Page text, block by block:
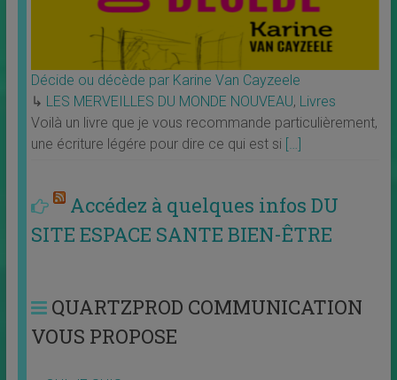
Décide ou décède par Karine Van Cayzeele
↳ LES MERVEILLES DU MONDE NOUVEAU, Livres
Voilà un livre que je vous recommande particulièrement,
une écriture légére pour dire ce qui est si […]
Accédez à quelques infos DU
SITE ESPACE SANTE BIEN-ÊTRE
QUARTZPROD COMMUNICATION
VOUS PROPOSE